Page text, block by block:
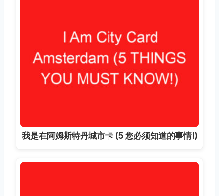
我是在阿姆斯特丹城市卡 (5 您必须知道的事情!)